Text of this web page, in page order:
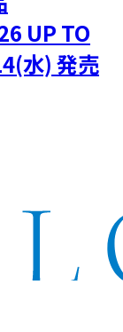
UP TO
水) 発売